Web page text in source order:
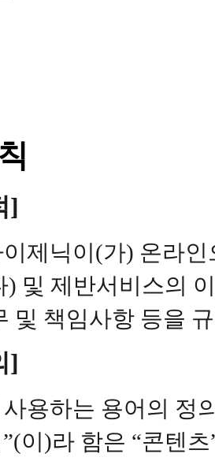
]
제닉이(가) 온라
) 및 제반서비스의
및 책임사항 등을
]
용하는 용어의 정
이)라 함은 “콘텐